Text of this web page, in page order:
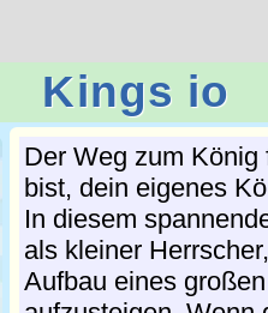
Kings io
Der Weg zum
bist, dein eigenes
In diesem
als kleiner
Aufbau eines